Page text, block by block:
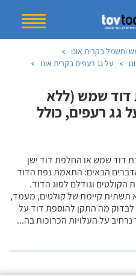
וחשמל בקרית אונו
על גג רעפים בקרית אונו
דוד שמש (ללא
גג רעפים, כולל
דוד שמש או החלפת דוד ישן
הבאים: התאמת נפח הדוד
וגודלם לסוג הדוד.
תשתית קיימת של קולטים, מעמד,
מה התקן להוספת דוד על
על העלויות הכרוכות בה...